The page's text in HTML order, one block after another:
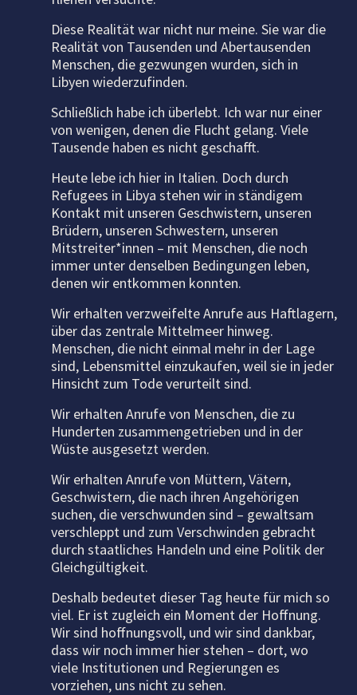
Diese Realität war nicht nur meine. Sie war die
Realität von Tausenden und Abertausenden
Menschen, die gezwungen wurden, sich in
Libyen wiederzufinden.
Schließlich habe ich überlebt. Ich war nur einer
von wenigen, denen die Flucht gelang. Viele
Tausende haben es nicht geschafft.
Heute lebe ich hier in Italien. Doch durch
Refugees in Libya stehen wir in ständigem
Kontakt mit unseren Geschwistern, unseren
Brüdern, unseren Schwestern, unseren
Mitstreiter*innen – mit Menschen, die noch
immer unter denselben Bedingungen leben,
denen wir entkommen konnten.
Wir erhalten verzweifelte Anrufe aus Haftlagern,
über das zentrale Mittelmeer hinweg.
Menschen, die nicht einmal mehr in der Lage
sind, Lebensmittel einzukaufen, weil sie in jeder
Hinsicht zum Tode verurteilt sind.
Wir erhalten Anrufe von Menschen, die zu
Hunderten zusammengetrieben und in der
Wüste ausgesetzt werden.
Wir erhalten Anrufe von Müttern, Vätern,
Geschwistern, die nach ihren Angehörigen
suchen, die verschwunden sind – gewaltsam
verschleppt und zum Verschwinden gebracht
durch staatliches Handeln und eine Politik der
Gleichgültigkeit.
Deshalb bedeutet dieser Tag heute für mich so
viel. Er ist zugleich ein Moment der Hoffnung.
Wir sind hoffnungsvoll, und wir sind dankbar,
dass wir noch immer hier stehen – dort, wo
viele Institutionen und Regierungen es
vorziehen, uns nicht zu sehen.